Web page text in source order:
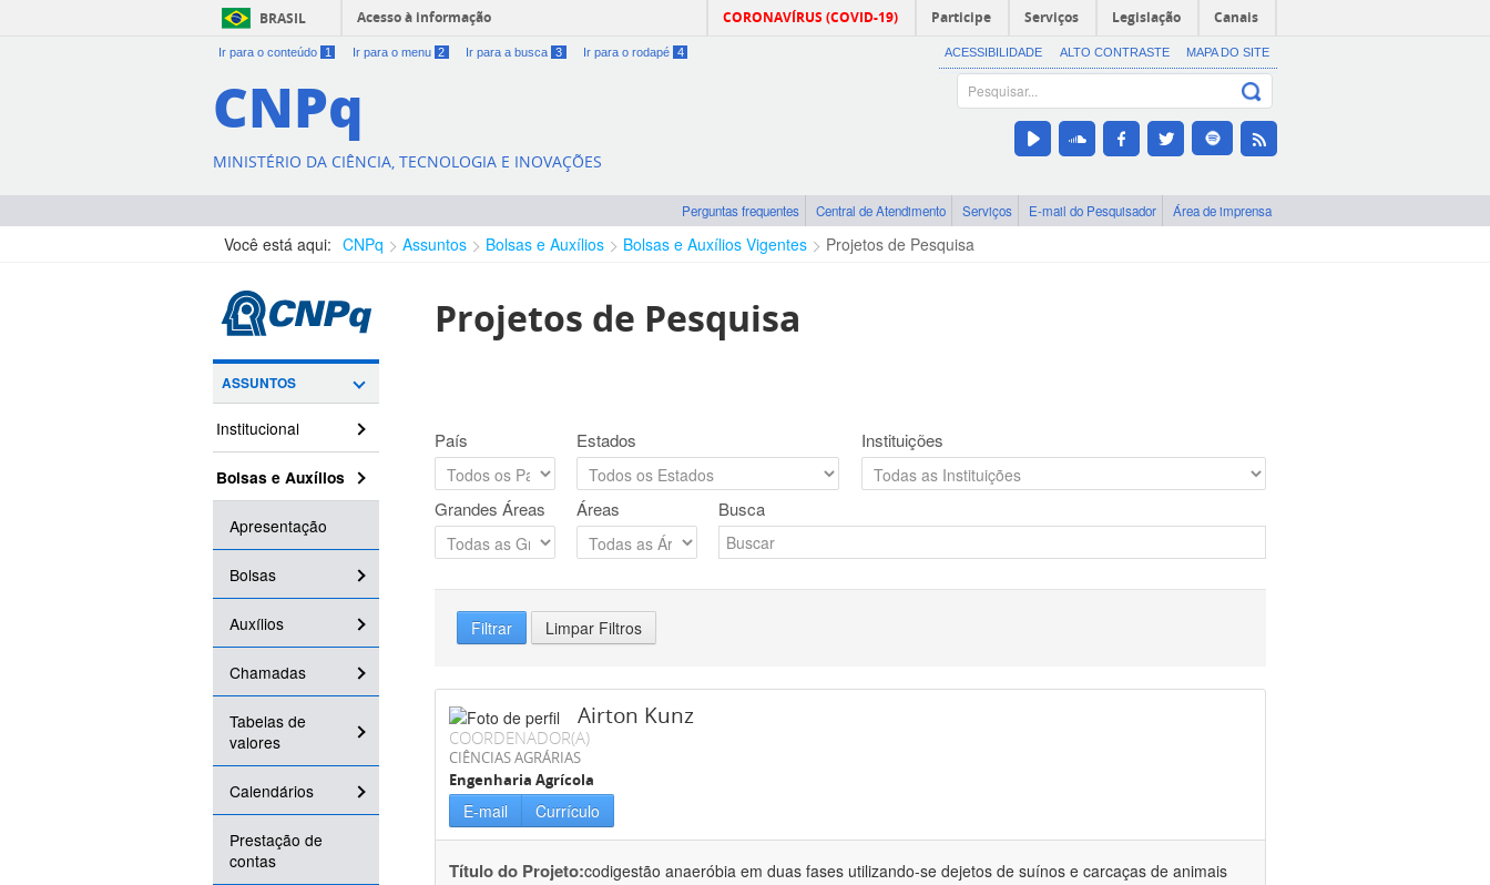
BRASIL Acesso à informação CORONAVÍRUS (COVID-19) Participe Serviços Legislação Canais
Ir para o conteúdo 1 Ir para o menu 2 Ir para a busca 3 Ir para o rodapé 4 ACESSIBILIDADE ALTO CONTRASTE MAPA DO SITE
CNPq
MINISTÉRIO DA CIÊNCIA, TECNOLOGIA E INOVAÇÕES
Perguntas frequentes Central de Atendimento Serviços E-mail do Pesquisador Área de imprensa
Você está aqui: CNPq Assuntos Bolsas e Auxílios Bolsas e Auxílios Vigentes Projetos de Pesquisa
ASSUNTOS
Institucional
Bolsas e Auxílios
Apresentação
Bolsas
Auxílios
Chamadas
Tabelas de
valores
Calendários
Prestação de
contas
Projetos de Pesquisa
País Estados Instituições
Grandes Áreas Áreas Busca
Filtrar Limpar Filtros
Airton Kunz
COORDENADOR(A)
CIÊNCIAS AGRÁRIAS
Engenharia Agrícola
E-mail Currículo
Título do Projeto:codigestão anaeróbia em duas fases utilizando-se dejetos de suínos e carcaças de animais